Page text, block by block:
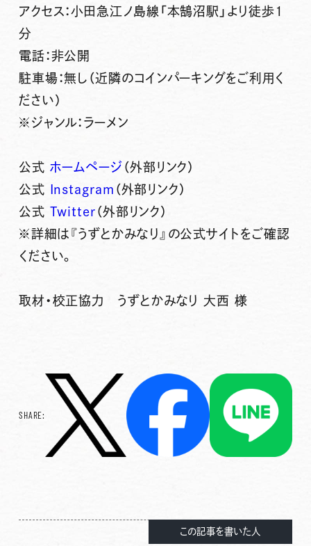
アクセス：小田急江ノ島線「本鵠沼駅」より徒歩1
分
電話：非公開
駐車場：無し（近隣のコインパーキングをご利用く
ださい）
※ジャンル：ラーメン
公式 ホームページ （外部リンク）
公式
Instagram （外部リンク）
公式 Twitter （外部リンク）
※詳細は『うずとかみなり』の公式サイトをご確認
ください。
取材・校正協力 うずとかみなり 大西 様
SHARE:
この記事を書いた人